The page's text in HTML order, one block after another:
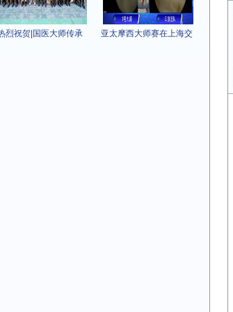
烈祝贺|国医大师传承 亚太摩西大师赛在上海交